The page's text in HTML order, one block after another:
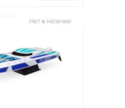
Нет в наличии